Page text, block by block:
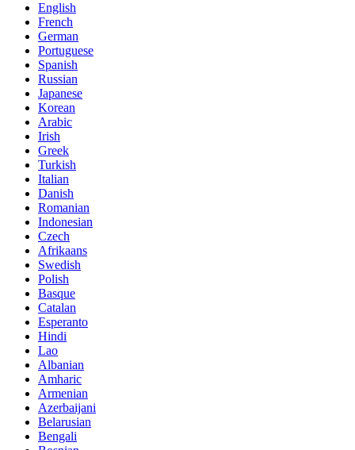
English
French
German
Portuguese
Spanish
Russian
Japanese
Korean
Arabic
Irish
Greek
Turkish
Italian
Danish
Romanian
Indonesian
Czech
Afrikaans
Swedish
Polish
Basque
Catalan
Esperanto
Hindi
Lao
Albanian
Amharic
Armenian
Azerbaijani
Belarusian
Bengali